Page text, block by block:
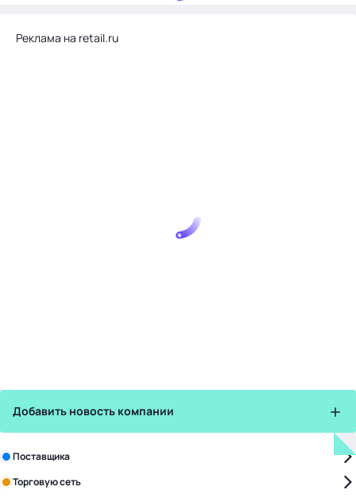
Реклама на retail.ru
Добавить новость компании
Зарегистрируйте в бизнес-центре:
Поставщика
Торговую сеть